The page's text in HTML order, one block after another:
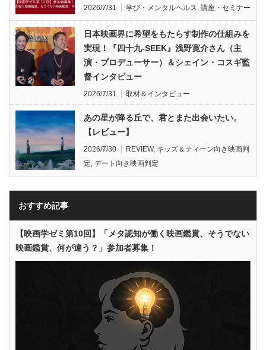
2026/7/31 学び・メンタルヘルス, 講座・セミナー
日本映画界に希望をもたらす制作の仕組みを
実現！『四十九-SEEK』浅野寛介さん（主
演・プロデューサー）＆シェイン・コスギ監
督インタビュー
2026/7/31 取材＆インタビュー
あの星が降る丘で、君とまた出会いたい。
【レビュー】
2026/7/30 REVIEW, キッズ＆ティーン向き映画判
定, デート向き映画判定
おすすめ記事
【映画学ゼミ第10回】「メタ認知が働く映画鑑賞、そうでない
映画鑑賞、何が違う？」参加者募集！